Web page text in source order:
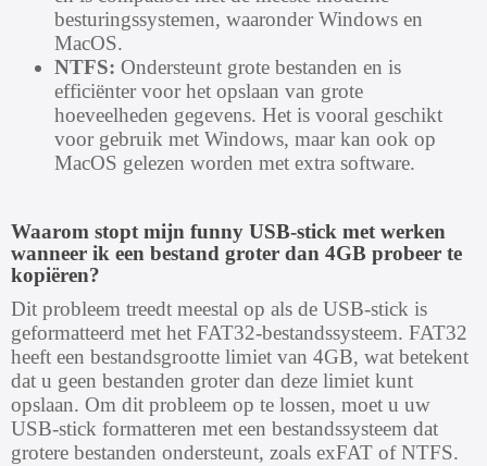
besturingssystemen, waaronder Windows en
MacOS.
NTFS: Ondersteunt grote bestanden en is
efficiënter voor het opslaan van grote
hoeveelheden gegevens. Het is vooral geschikt
voor gebruik met Windows, maar kan ook op
MacOS gelezen worden met extra software.
Waarom stopt mijn funny USB-stick met werken
wanneer ik een bestand groter dan 4GB probeer te
kopiëren?
Dit probleem treedt meestal op als de USB-stick is
geformatteerd met het FAT32-bestandssysteem. FAT32
heeft een bestandsgrootte limiet van 4GB, wat betekent
dat u geen bestanden groter dan deze limiet kunt
opslaan. Om dit probleem op te lossen, moet u uw
USB-stick formatteren met een bestandssysteem dat
grotere bestanden ondersteunt, zoals exFAT of NTFS.